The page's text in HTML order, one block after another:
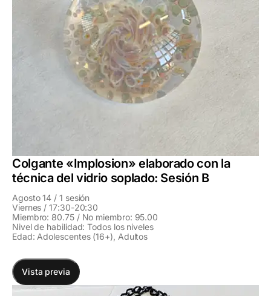
Colgante «Implosion» elaborado con la
técnica del vidrio soplado: Sesión B
Agosto 14 / 1 sesión
Viernes / 17:30-20:30
Miembro: 80.75 / No miembro: 95.00
Nivel de habilidad: Todos los niveles
Edad: Adolescentes (16+), Adultos
Vista previa